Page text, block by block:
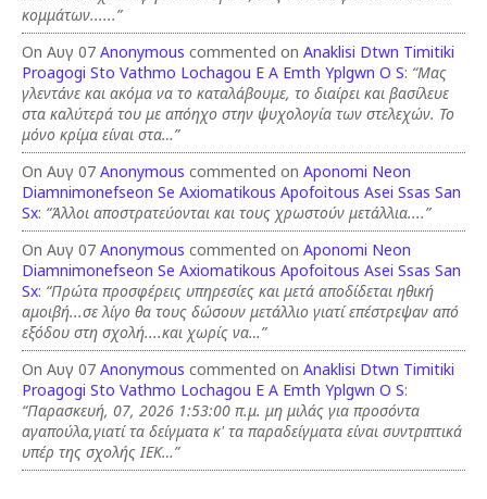
κομμάτων......”
On Αυγ 07 Anonymous commented on Anaklisi Dtwn Timitiki
Proagogi Sto Vathmo Lochagou E A Emth Yplgwn O S: “Μας
γλεντάνε και ακόμα να το καταλάβουμε, το διαίρει και βασίλευε
στα καλύτερά του με απόηχο στην ψυχολογία των στελεχών. Το
μόνο κρίμα είναι στα…”
On Αυγ 07 Anonymous commented on Aponomi Neon
Diamnimonefseon Se Axiomatikous Apofoitous Asei Ssas San
Sx: “Άλλοι αποστρατεύονται και τους χρωστούν μετάλλια....”
On Αυγ 07 Anonymous commented on Aponomi Neon
Diamnimonefseon Se Axiomatikous Apofoitous Asei Ssas San
Sx: “Πρώτα προσφέρεις υπηρεσίες και μετά αποδίδεται ηθική
αμοιβή...σε λίγο θα τους δώσουν μετάλλιο γιατί επέστρεψαν από
εξόδου στη σχολή....και χωρίς να…”
On Αυγ 07 Anonymous commented on Anaklisi Dtwn Timitiki
Proagogi Sto Vathmo Lochagou E A Emth Yplgwn O S:
“Παρασκευή, 07, 2026 1:53:00 π.μ. μη μιλάς για προσόντα
αγαπούλα,γιατί τα δείγματα κ' τα παραδείγματα είναι συντριπτικά
υπέρ της σχολής ΙΕΚ…”